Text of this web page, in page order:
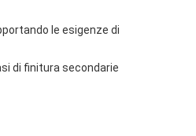
le esigenze di
di finitura secondarie